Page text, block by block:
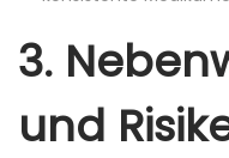
3.
und